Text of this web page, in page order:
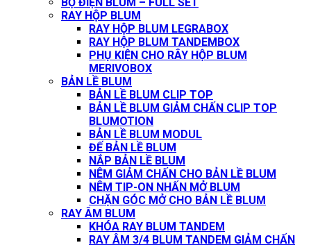
RAY HỘP BLUM
RAY HỘP BLUM LEGRABOX
RAY HỘP BLUM TANDEMBOX
PHỤ KIỆN CHO RÂY HỘP BLUM
MERIVOBOX
BẢN LỀ BLUM
BẢN LỀ BLUM CLIP TOP
BẢN LỀ BLUM GIẢM CHẤN CLIP TOP
BLUMOTION
BẢN LỀ BLUM MODUL
ĐẾ BẢN LỀ BLUM
NẮP BẢN LỀ BLUM
NÊM GIẢM CHẤN CHO BẢN LỀ BLUM
NÊM TIP-ON NHẤN MỞ BLUM
CHẶN GÓC MỞ CHO BẢN LỀ BLUM
RAY ÂM BLUM
KHÓA RAY BLUM TANDEM
RAY ÂM 3/4 BLUM TANDEM GIẢM CHẤN